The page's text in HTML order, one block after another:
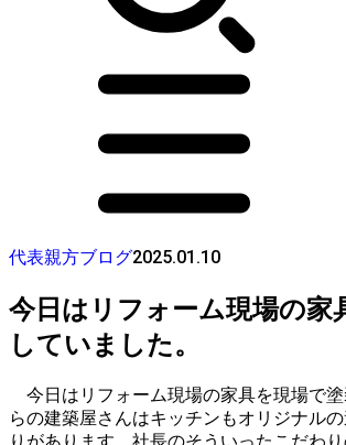
代表親方ブログ2025.01.10
今日はリフォーム現場の家
していました。
今日はリフォーム現場の家具を現場で塗
らの建築屋さんはキッチンもオリジナル
りがあります。社長のそういったこだわ